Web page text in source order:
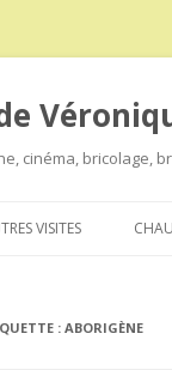
cinéma, bricolage,
VISITES
:ABORIGÈNE